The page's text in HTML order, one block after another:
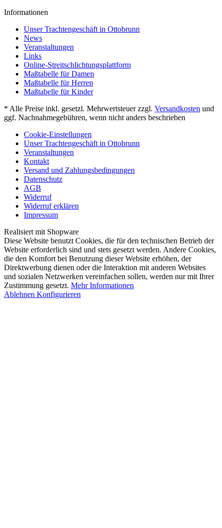
Informationen
Unser Trachtengeschäft in Ottobrunn
News
Veranstaltungen
Links
Online-Streitschlichtungsplattform
Maßtabelle für Damen
Maßtabelle für Herren
Maßtabelle für Kinder
* Alle Preise inkl. gesetzl. Mehrwertsteuer zzgl. Versandkosten und
ggf. Nachnahmegebühren, wenn nicht anders beschrieben
Cookie-Einstellungen
Unser Trachtengeschäft in Ottobrunn
Veranstaltungen
Kontakt
Versand und Zahlungsbedingungen
Datenschutz
AGB
Widerruf
Widerruf erklären
Impressum
Realisiert mit Shopware
Diese Website benutzt Cookies, die für den technischen Betrieb der
Website erforderlich sind und stets gesetzt werden. Andere Cookies,
die den Komfort bei Benutzung dieser Website erhöhen, der
Direktwerbung dienen oder die Interaktion mit anderen Websites
und sozialen Netzwerken vereinfachen sollen, werden nur mit Ihrer
Zustimmung gesetzt. Mehr Informationen
Ablehnen Konfigurieren